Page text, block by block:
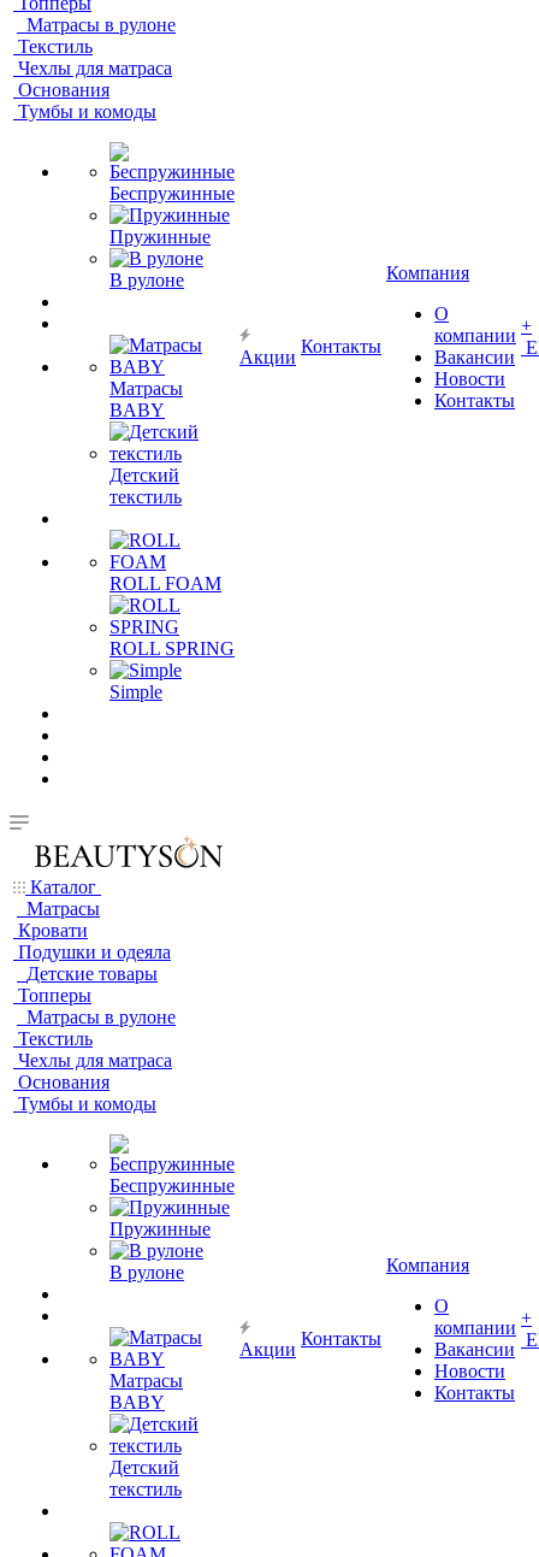
Матрасы в рулоне
Текстиль
Чехлы для матраса
Основания
Тумбы и комоды
Беспружинные
Пружинные
В рулоне
Матрасы
BABY
Детский
текстиль
ROLL FOAM
ROLL SPRING
Simple
Акции
Контакты
Компания
О
компании
Вакансии
Новости
Контакты
+
Каталог
Матрасы
Кровати
Подушки и одеяла
Детские товары
Топперы
Матрасы в рулоне
Текстиль
Чехлы для матраса
Основания
Тумбы и комоды
Беспружинные
Пружинные
В рулоне
Матрасы
BABY
Детский
текстиль
Акции
Контакты
Компания
О
компании
Вакансии
Новости
Контакты
+